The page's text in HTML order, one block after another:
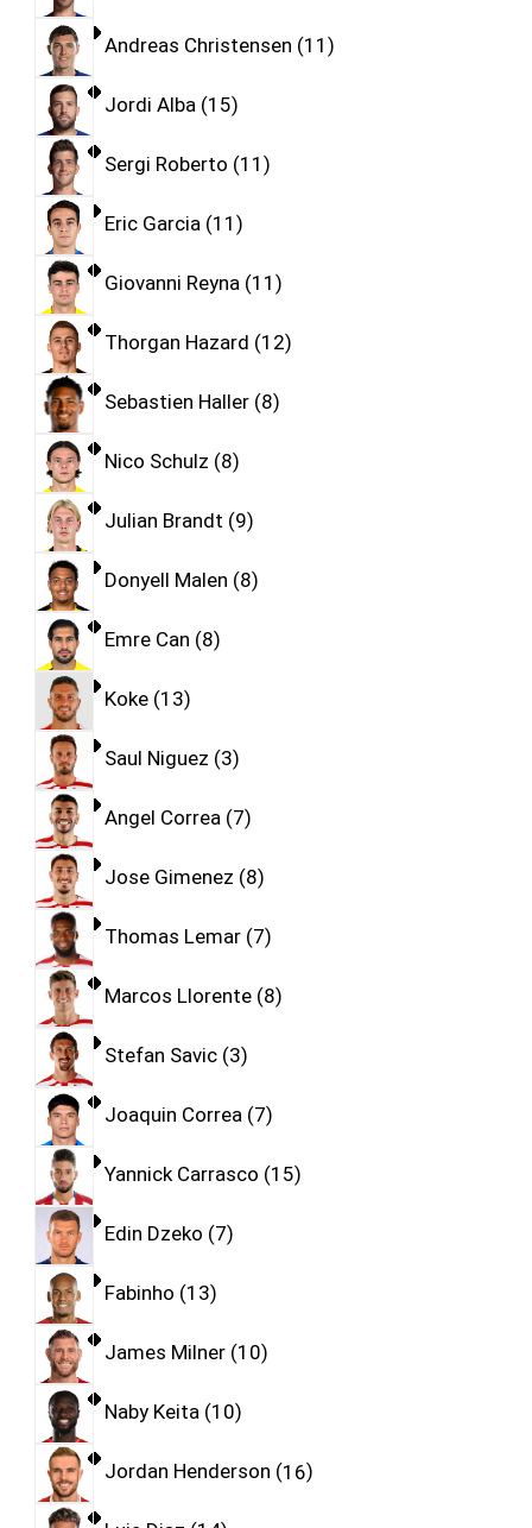
Andreas Christensen 11
Jordi Alba 15
Sergi Roberto 11
Eric Garcia 11
Giovanni Reyna 11
Thorgan Hazard 12
Sebastien Haller 8
Nico Schulz 8
Julian Brandt 9
Donyell Malen 8
Emre Can 8
Koke 13
Saul Niguez 3
Angel Correa 7
Jose Gimenez 8
Thomas Lemar 7
Marcos Llorente 8
Stefan Savic 3
Joaquin Correa 7
Yannick Carrasco 15
Edin Dzeko 7
Fabinho 13
James Milner 10
Naby Keita 10
Jordan Henderson 16